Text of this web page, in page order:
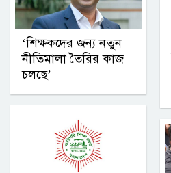
‘শিক্ষকদের জন্য নতুন
নীতিমালা তৈরির কাজ
চলছে’